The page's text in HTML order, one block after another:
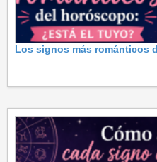
Los signos más románticos